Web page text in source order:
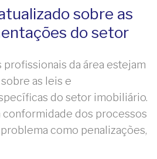
sobre as
do setor
profissionais da área estejam
as leis e
do setor imobiliário.
conformidade dos processos
como penalizações,